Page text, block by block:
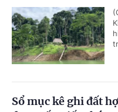
Sổ mục kê ghi đất